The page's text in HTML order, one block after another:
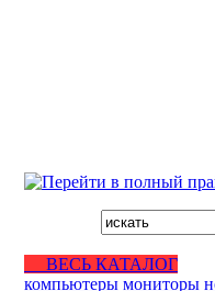
ВЕСЬ КАТАЛОГ
компьютеры мониторы